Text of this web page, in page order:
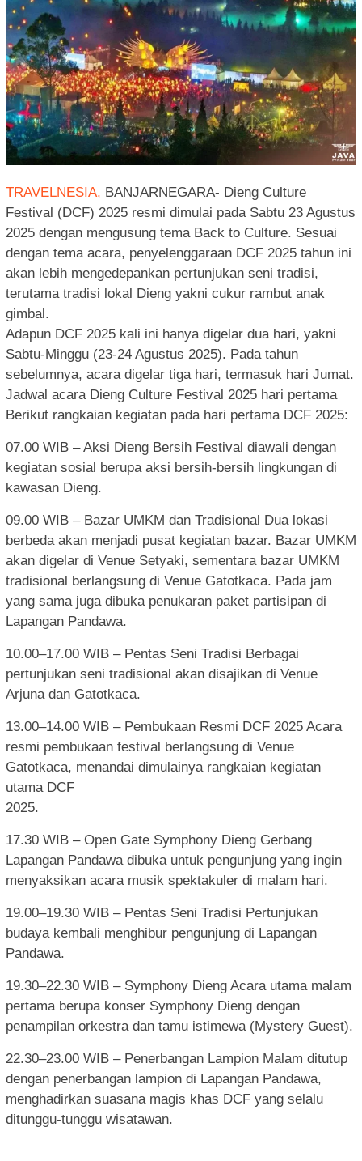
TRAVELNESIA, BANJARNEGARA- Dieng Culture
Festival (DCF) 2025 resmi dimulai pada Sabtu 23 Agustus
2025 dengan mengusung tema Back to Culture. Sesuai
dengan tema acara, penyelenggaraan DCF 2025 tahun ini
akan lebih mengedepankan pertunjukan seni tradisi,
terutama tradisi lokal Dieng yakni cukur rambut anak
gimbal.
Adapun DCF 2025 kali ini hanya digelar dua hari, yakni
Sabtu-Minggu (23-24 Agustus 2025). Pada tahun
sebelumnya, acara digelar tiga hari, termasuk hari Jumat.
Jadwal acara Dieng Culture Festival 2025 hari pertama
Berikut rangkaian kegiatan pada hari pertama DCF 2025:
07.00 WIB – Aksi Dieng Bersih Festival diawali dengan
kegiatan sosial berupa aksi bersih-bersih lingkungan di
kawasan Dieng.
09.00 WIB – Bazar UMKM dan Tradisional Dua lokasi
berbeda akan menjadi pusat kegiatan bazar. Bazar UMKM
akan digelar di Venue Setyaki, sementara bazar UMKM
tradisional berlangsung di Venue Gatotkaca. Pada jam
yang sama juga dibuka penukaran paket partisipan di
Lapangan Pandawa.
10.00–17.00 WIB – Pentas Seni Tradisi Berbagai
pertunjukan seni tradisional akan disajikan di Venue
Arjuna dan Gatotkaca.
13.00–14.00 WIB – Pembukaan Resmi DCF 2025 Acara
resmi pembukaan festival berlangsung di Venue
Gatotkaca, menandai dimulainya rangkaian kegiatan
utama DCF
2025.
17.30 WIB – Open Gate Symphony Dieng Gerbang
Lapangan Pandawa dibuka untuk pengunjung yang ingin
menyaksikan acara musik spektakuler di malam hari.
19.00–19.30 WIB – Pentas Seni Tradisi Pertunjukan
budaya kembali menghibur pengunjung di Lapangan
Pandawa.
19.30–22.30 WIB – Symphony Dieng Acara utama malam
pertama berupa konser Symphony Dieng dengan
penampilan orkestra dan tamu istimewa (Mystery Guest).
22.30–23.00 WIB – Penerbangan Lampion Malam ditutup
dengan penerbangan lampion di Lapangan Pandawa,
menghadirkan suasana magis khas DCF yang selalu
ditunggu-tunggu wisatawan.